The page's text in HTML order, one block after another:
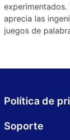
aprecia las
juegos de
Política de
Soporte